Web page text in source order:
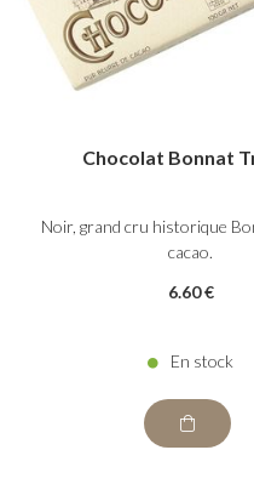
Chocolat Bonnat
Noir, grand cru historique
cacao.
6.60€
En stock